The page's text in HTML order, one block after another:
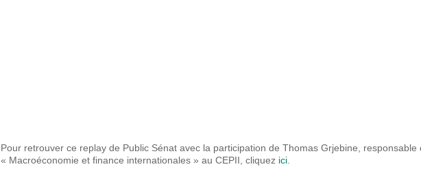
Pour retrouver ce replay de Public Sénat avec la participation de Thomas Grjebine, responsable
« Macroéconomie et finance internationales » au CEPII, cliquez ici.